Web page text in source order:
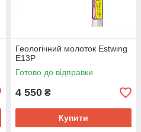
Геологічний молоток Estwing
E13P
Готово до відправки
4 550 ₴
Купити